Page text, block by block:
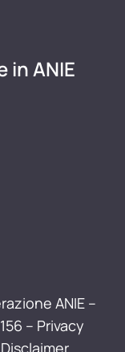
in ANIE
ANIE –
– Privacy